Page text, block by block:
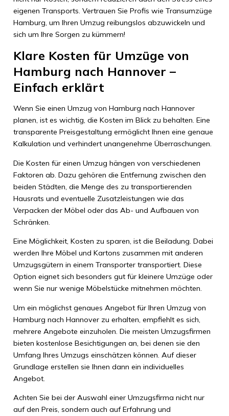
eigenen Transports. Vertrauen Sie Profis wie Transumzüge
Hamburg, um Ihren Umzug reibungslos abzuwickeln und
sich um Ihre Sorgen zu kümmern!
Klare Kosten für Umzüge von
Hamburg nach Hannover –
Einfach erklärt
Wenn Sie einen Umzug von Hamburg nach Hannover
planen, ist es wichtig, die Kosten im Blick zu behalten. Eine
transparente Preisgestaltung ermöglicht Ihnen eine genaue
Kalkulation und verhindert unangenehme Überraschungen.
Die Kosten für einen Umzug hängen von verschiedenen
Faktoren ab. Dazu gehören die Entfernung zwischen den
beiden Städten, die Menge des zu transportierenden
Hausrats und eventuelle Zusatzleistungen wie das
Verpacken der Möbel oder das Ab- und Aufbauen von
Schränken.
Eine Möglichkeit, Kosten zu sparen, ist die Beiladung. Dabei
werden Ihre Möbel und Kartons zusammen mit anderen
Umzugsgütern in einem Transporter transportiert. Diese
Option eignet sich besonders gut für kleinere Umzüge oder
wenn Sie nur wenige Möbelstücke mitnehmen möchten.
Um ein möglichst genaues Angebot für Ihren Umzug von
Hamburg nach Hannover zu erhalten, empfiehlt es sich,
mehrere Angebote einzuholen. Die meisten Umzugsfirmen
bieten kostenlose Besichtigungen an, bei denen sie den
Umfang Ihres Umzugs einschätzen können. Auf dieser
Grundlage erstellen sie Ihnen dann ein individuelles
Angebot.
Achten Sie bei der Auswahl einer Umzugsfirma nicht nur
auf den Preis, sondern auch auf Erfahrung und